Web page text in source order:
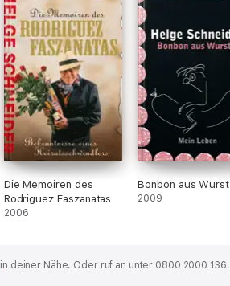
Die Memoiren des
Rodriguez Faszanatas
2006
Bonbon aus Wurst
2009
in deiner Nähe. Oder ruf an unter 0800 2000 136.